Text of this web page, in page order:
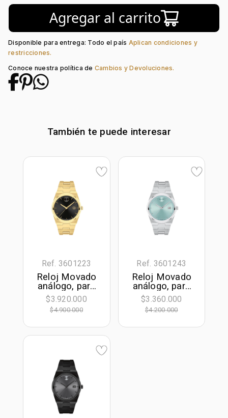
Calendario: Si
Tipo de cristal: Mineral
Color del Bisel:
Plateado
Color del tablero: Azul + Plateado
Color del Pulso:
Material del pulso:
Acero
Tipo de cierre:
Agregar al carrito
Disponible para entrega: Todo el país Aplican condiciones y
restricciones.
Conoce nuestra política de Cambios y Devoluciones.
También te puede interesar
Ref. 3601223
Reloj Movado
análogo, para
Hombre, tablero
redondo
colores negro y
calendario
$3.920.000
$4.900.000
Ref. 3601243
Reloj Movado
análogo, para
Hombre, tablero
redondo
colores azul y
$3.360.000
$4.200.000